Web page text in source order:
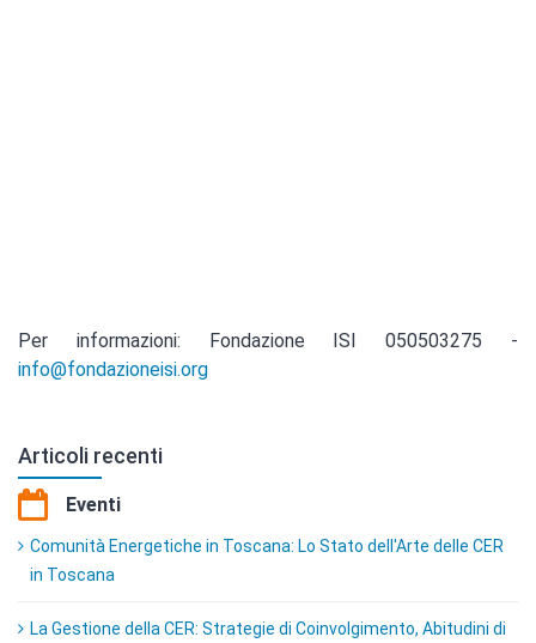
Per informazioni: Fondazione ISI 050503275 -
info@fondazioneisi.org
Articoli recenti
Eventi
Comunità Energetiche in Toscana: Lo Stato dell'Arte delle CER
in Toscana
La Gestione della CER: Strategie di Coinvolgimento, Abitudini di